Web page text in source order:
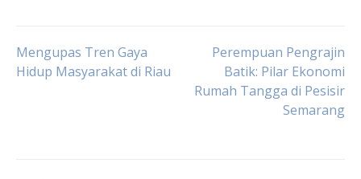
Navigasi
Mengupas Tren Gaya
Hidup Masyarakat di Riau
Perempuan Pengrajin
Batik: Pilar Ekonomi
Rumah Tangga di Pesisir
Semarang